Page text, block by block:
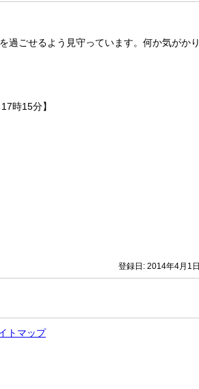
ごせるよう見守っています。何か気がか
時15分】
登録日: 2014年4月1日
トマップ